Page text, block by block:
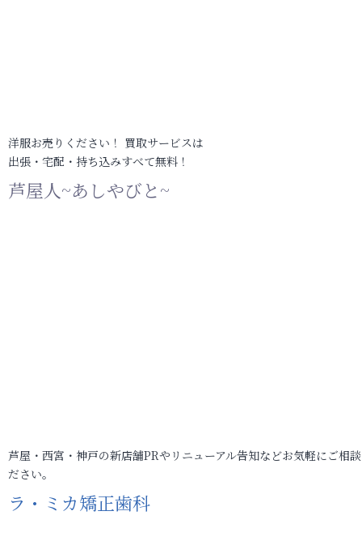
洋服お売りください！ 買取サービスは
出張・宅配・持ち込みすべて無料！
芦屋人~あしやびと~
芦屋・西宮・神戸の新店舗PRやリニューアル告知などお気軽にご相
ださい。
ラ・ミカ矯正歯科